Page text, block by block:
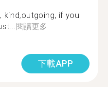
kind,outgoing, if you
閱讀更多
下載APP